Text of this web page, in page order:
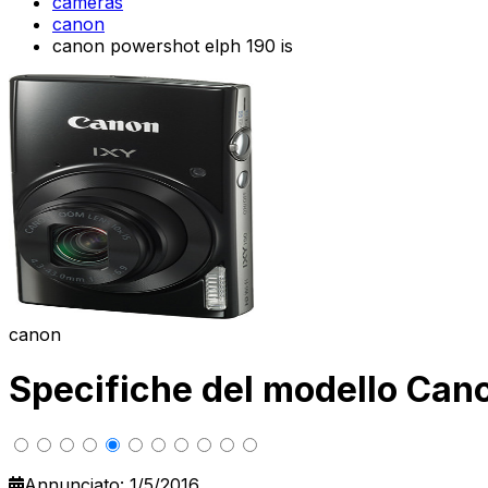
canon
canon powershot elph 190 is
canon
Specifiche del modello